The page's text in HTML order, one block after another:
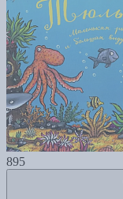
895